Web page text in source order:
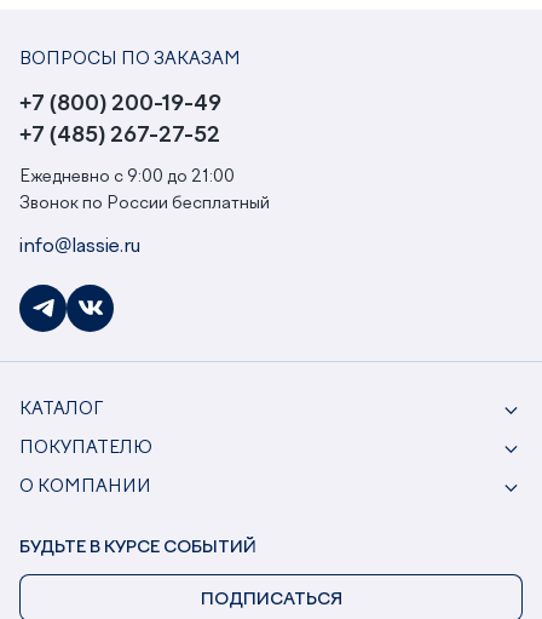
ВОПРОСЫ ПО ЗАКАЗАМ
+7 (800) 200-19-49
+7 (485) 267-27-52
Ежедневно с 9:00 до 21:00
Звонок по России бесплатный
info@lassie.ru
КАТАЛОГ
ПОКУПАТЕЛЮ
О КОМПАНИИ
БУДЬТЕ В КУРСЕ СОБЫТИЙ
ПОДПИСАТЬСЯ